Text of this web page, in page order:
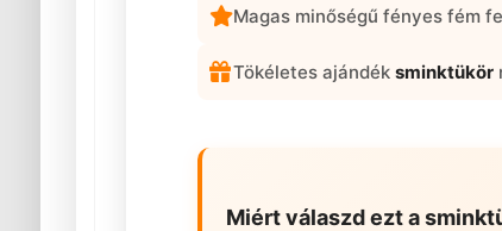
Magas minőségű fényes fém
Tökéletes ajándék sminktükör
Miért válaszd ezt a